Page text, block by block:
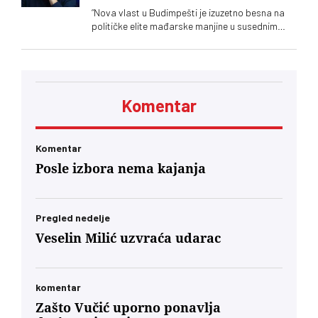
“Nova vlast u Budimpešti je izuzetno besna na
političke elite mađarske manjine u susednim
Kelemenu Hunoru u Rumuniji bila je jasna: ‘Sada
biti prijatno. Dobićete znatno manje novca pod
minuta bili lojalni, entuzijastični saučesnici
verovatno nositi veću političku težinu od glasa
Mađara u Subotici. To jeste politički škakljivo,
usidrena u 21. vek – svesno odvojena od
toksične prošlosti koja nam je trovala društvo
Komentar
Komentar
Posle izbora nema kajanja
Pregled nedelje
Veselin Milić uzvraća udarac
komentar
Zašto Vučić uporno ponavlja